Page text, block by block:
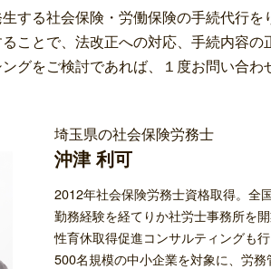
する社会保険・労働保険の手続代行を
ことで、法改正への対応、手続内容の
グをご検討であれば、１度お問い合わ
埼玉県の社会保険労務士
沖津 利可
2012年社会保険労務士資格取得。全
勤務経験を経てりか社労士事務所を
性育休取得促進コンサルティングも
500名規模の中小企業を対象に、労務